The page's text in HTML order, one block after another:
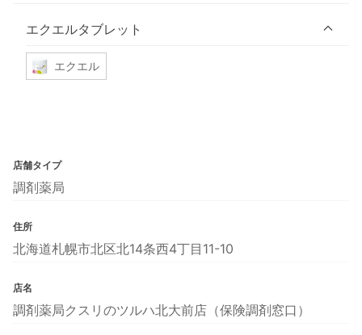
エクエルタブレット
エクエル
店舗タイプ
調剤薬局
住所
北海道札幌市北区北14条西4丁目11-10
店名
調剤薬局クスリのツルハ北大前店（保険調剤窓口）